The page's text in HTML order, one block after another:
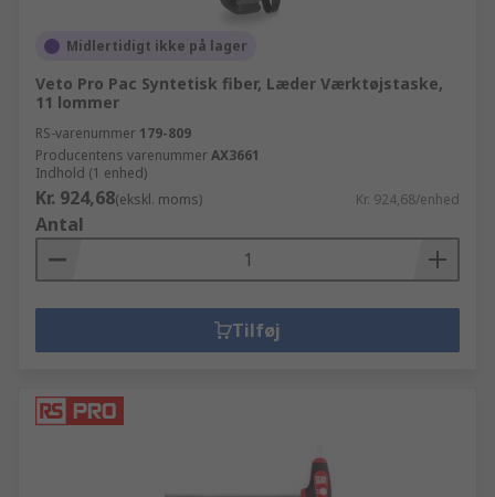
Midlertidigt ikke på lager
Veto Pro Pac Syntetisk fiber, Læder Værktøjstaske,
11 lommer
RS-varenummer 179-809
Producentens varenummerAX3661
Indhold (1 enhed)
Kr. 924,68(ekskl. moms) Kr. 924,68/enhed
Antal
Tilføj